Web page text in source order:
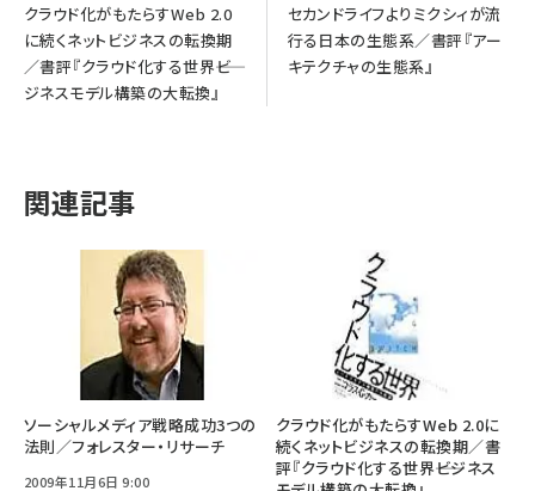
クラウド化がもたらすWeb 2.0
に続くネットビジネスの転換期
／書評『クラウド化する世界――ビ
ジネスモデル構築の大転換』
セカンドライフよりミクシィが流
行る日本の生態系／書評『アー
キテクチャの生態系』
関連記事
ソーシャルメディア戦略成功3つの
法則／フォレスター・リサーチ
2009年11月6日 9:00
クラウド化がもたらすWeb 2.0に
続くネットビジネスの転換期／書
評『クラウド化する世界――ビジネス